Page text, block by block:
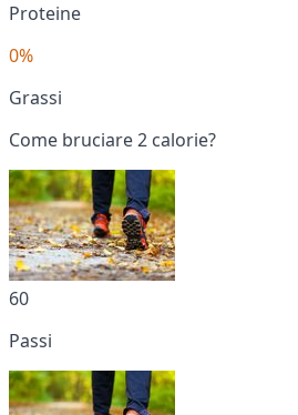
Proteine
0%
Grassi
Come bruciare 2 calorie?
60
Passi